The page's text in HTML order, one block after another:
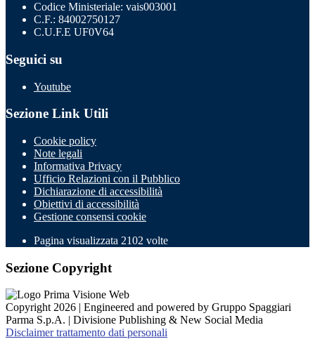
Codice Ministeriale: vais003001
C.F.: 84002750127
C.U.F.E UF0V64
Seguici su
Youtube
Sezione Link Utili
Cookie policy
Note legali
Informativa Privacy
Ufficio Relazioni con il Pubblico
Dichiarazione di accessibilità
Obiettivi di accessibilità
Gestione consensi cookie
Pagina visualizzata 2102 volte
Sezione Copyright
Copyright 2026 | Engineered and powered by Gruppo Spaggiari
Parma S.p.A. | Divisione Publishing & New Social Media
Disclaimer trattamento dati personali